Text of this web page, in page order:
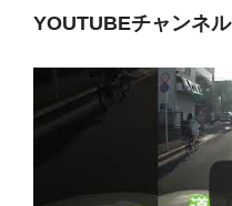
YOUTUBEチャンネル